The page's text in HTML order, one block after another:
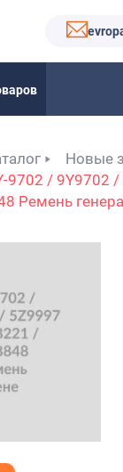
Новые
9702 / 9Y9702
Ремень